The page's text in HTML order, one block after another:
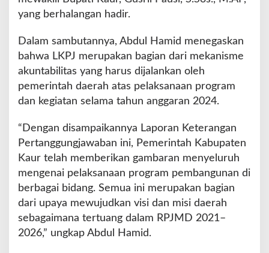
d
n
e
t
a
P
r
o
m
p
e
yang berhalangan hadir.
Dalam sambutannya, Abdul Hamid menegaskan
bahwa LKPJ merupakan bagian dari mekanisme
akuntabilitas yang harus dijalankan oleh
pemerintah daerah atas pelaksanaan program
dan kegiatan selama tahun anggaran 2024.
“Dengan disampaikannya Laporan Keterangan
Pertanggungjawaban ini, Pemerintah Kabupaten
Kaur telah memberikan gambaran menyeluruh
mengenai pelaksanaan program pembangunan di
berbagai bidang. Semua ini merupakan bagian
dari upaya mewujudkan visi dan misi daerah
sebagaimana tertuang dalam RPJMD 2021–
2026,” ungkap Abdul Hamid.